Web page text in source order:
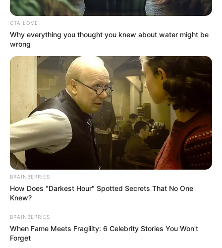
źródło: Variety/zdj. DC
OBSERWUJ NAS W GOOGLE NEWS, BY BYĆ NA
BIEŻĄCO!
Facebook Google+
Tagi: Batman
Diuna część 3
James Gunn
The Odyssey
Wonder Woman
CTA LOVE
Why everything you thought you knew about water might be
wrong
BRAINBERRIES
How Does "Darkest Hour" Spotted Secrets That No One
Knew?
BRAINBERRIES
When Fame Meets Fragility: 6 Celebrity Stories You Won't
Forget